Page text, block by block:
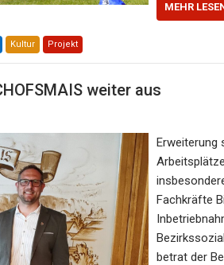
MEHR
Kultur Projekt
weiter aus
Erweiterung
Fachkräfte
betrat der